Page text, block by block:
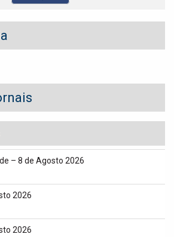
– 8 de Agosto 2026
2026
2026